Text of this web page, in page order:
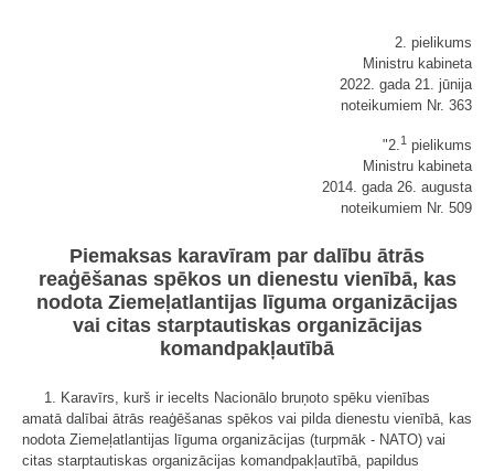
2. pielikums
Ministru kabineta
2022. gada 21. jūnija
noteikumiem Nr. 363
"2. 1 pielikums
Ministru kabineta
2014. gada 26. augusta
noteikumiem Nr. 509
Piemaksas karavīram par dalību ātrās
reaģēšanas spēkos un dienestu vienībā, kas
nodota Ziemeļatlantijas līguma organizācijas
vai citas starptautiskas organizācijas
komandpakļautībā
1. Karavīrs, kurš ir iecelts Nacionālo bruņoto spēku vienības
amatā dalībai ātrās reaģēšanas spēkos vai pilda dienestu vienībā, kas
nodota Ziemeļatlantijas līguma organizācijas (turpmāk - NATO) vai
citas starptautiskas organizācijas komandpakļautībā, papildus